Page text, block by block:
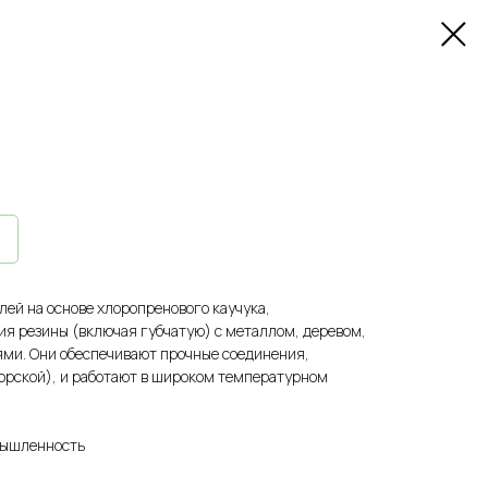
на основе хлоропренового каучука,
резины (включая губчатую) с металлом, деревом,
Они обеспечивают прочные соединения,
и работают в широком температурном